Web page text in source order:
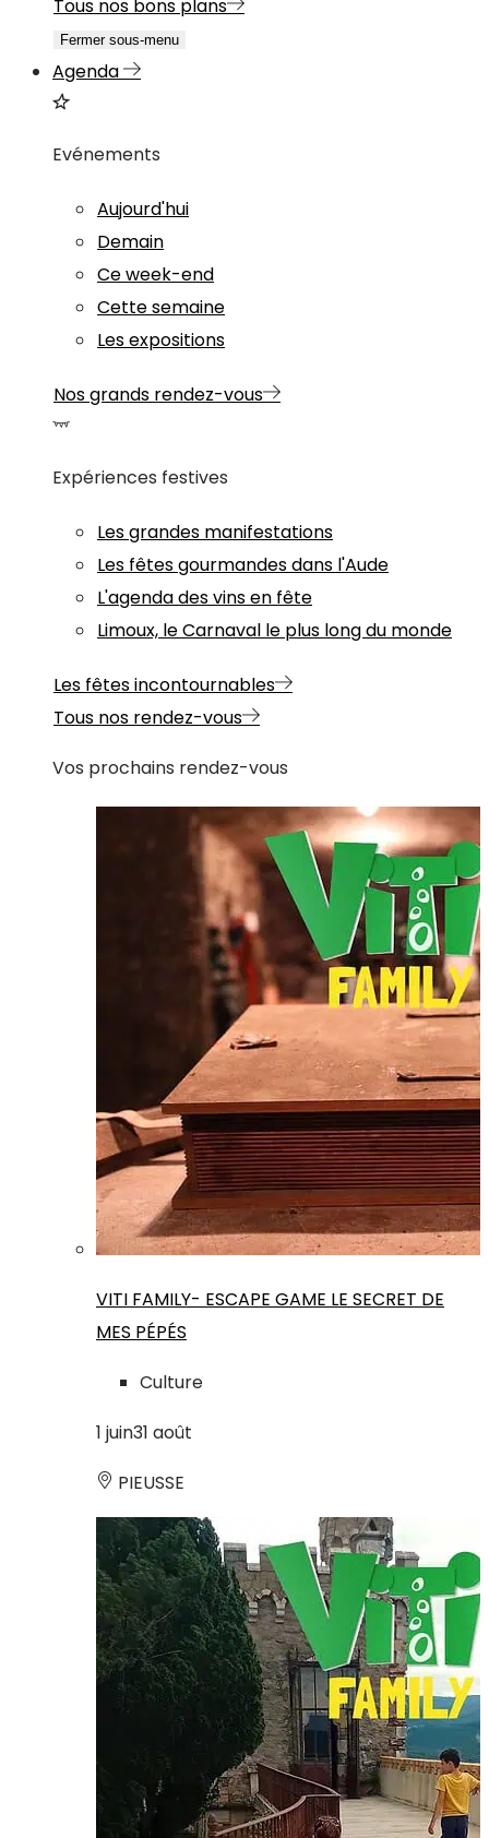
Tous nos bons plans
Fermer sous-menu
Agenda
Evénements
Aujourd'hui
Demain
Ce week-end
Cette semaine
Les expositions
Nos grands rendez-vous
Expériences festives
Les grandes manifestations
Les fêtes gourmandes dans l'Aude
L'agenda des vins en fête
Limoux, le Carnaval le plus long du monde
Les fêtes incontournables
Tous nos rendez-vous
Vos prochains rendez-vous
VITI FAMILY- ESCAPE GAME LE SECRET DE
MES PÉPÉS
Culture
1 juin31 août
PIEUSSE